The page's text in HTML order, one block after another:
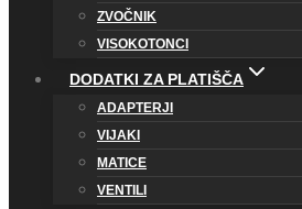
ZVOČNIK
VISOKOTONCI
DODATKI ZA PLATIŠČA
ADAPTERJI
VIJAKI
MATICE
VENTILI